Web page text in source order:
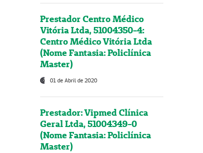
Prestador Centro Médico
Vitória Ltda, 51004350-4:
Centro Médico Vitória Ltda
(Nome Fantasia: Policlínica
Master)
01 de Abril de 2020
Prestador: Vipmed Clínica
Geral Ltda, 51004349-0
(Nome Fantasia: Policlínica
Master)